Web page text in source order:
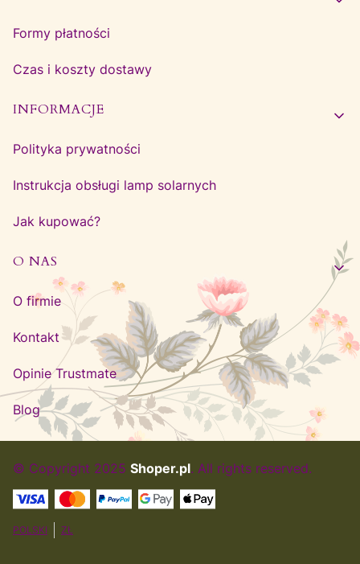
Formy płatności
Czas i koszty dostawy
INFORMACJE
Polityka prywatności
Instrukcja obsługi lamp solarnych
Jak kupować?
O NAS
O firmie
Kontakt
Opinie Trustmate
Blog
© Copyright 2025 Shoper.pl. All rights reserved.
POLSKI ZŁ